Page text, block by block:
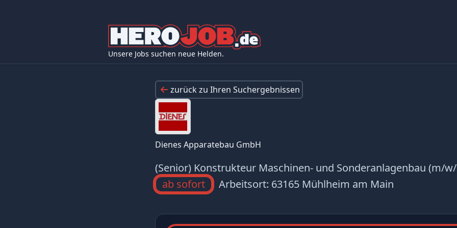
Unsere Jobs suchen neue Helden.
zurück zu Ihren Suchergebnissen
Dienes Apparatebau GmbH
(Senior) Konstrukteur Maschinen- und Sonderanlagenbau (m/
ab sofort
Arbeitsort: 63165 Mühlheim am Main